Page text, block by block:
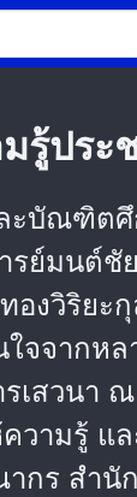
รู้ประ
บัณฑิตศึ
ย์มนต์ชั
งวิริยะ
จจากห
เสวนา
ความรู้
กร สำนั